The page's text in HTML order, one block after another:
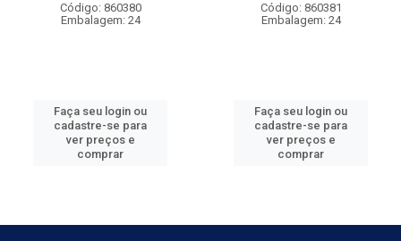
Código: 860380
Embalagem: 24
Faça seu login ou
cadastre-se para
ver preços e
comprar
Código: 860381
Embalagem: 24
Faça seu login ou
cadastre-se para
ver preços e
comprar